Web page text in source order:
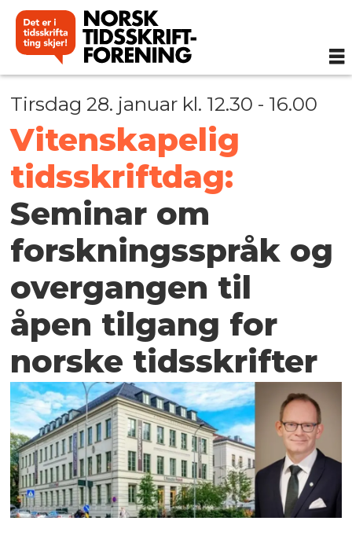
Tirsdag 28. januar kl. 12.30 - 16.00
Vitenskapelig
tidsskriftdag:
Seminar om
forskningsspråk og
overgangen til
åpen tilgang for
norske tidsskrifter